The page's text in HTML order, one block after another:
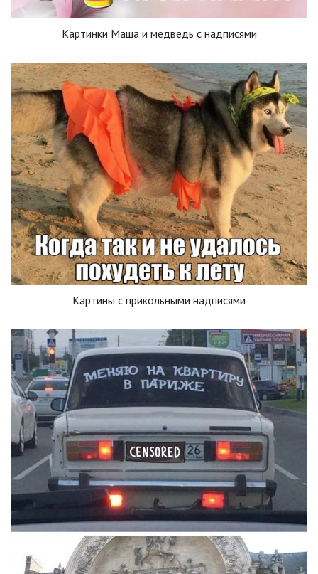
Картинки Маша и медведь с надписями
Картины с прикольными надписями